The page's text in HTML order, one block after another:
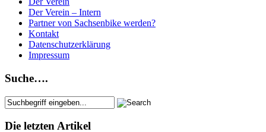
Der Verein – Intern
Partner von Sachsenbike werden?
Kontakt
Datenschutzerklärung
Impressum
Suche….
Die letzten Artikel